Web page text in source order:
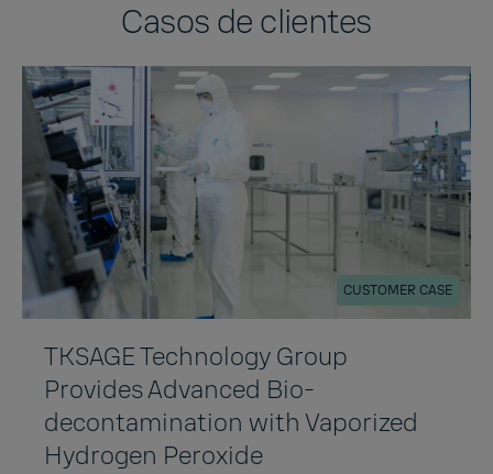
Casos de clientes
CUSTOMER CASE
TKSAGE Technology Group
Provides Advanced Bio-
decontamination with Vaporized
Hydrogen Peroxide